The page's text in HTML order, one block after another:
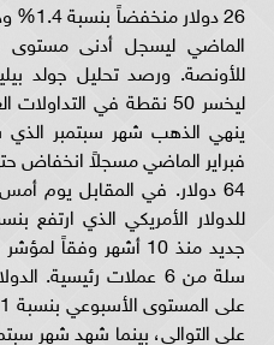
26
ليخسر 50 نقطة في
ينهي الذهب شهر سبتمبر
64 دولار. في المقابل يوم
جديد منذ 10 أشهر
سلة من 6 عملات
على التوالي، بينما شهد شهر